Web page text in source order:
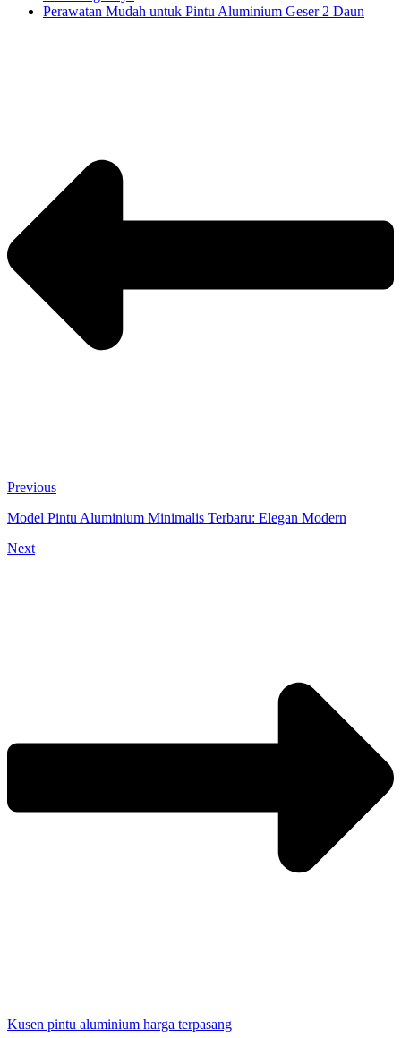
Perawatan Mudah untuk Pintu Aluminium Geser 2 Daun
Previous
Model Pintu Aluminium Minimalis Terbaru: Elegan Modern
Next
Kusen pintu aluminium harga terpasang